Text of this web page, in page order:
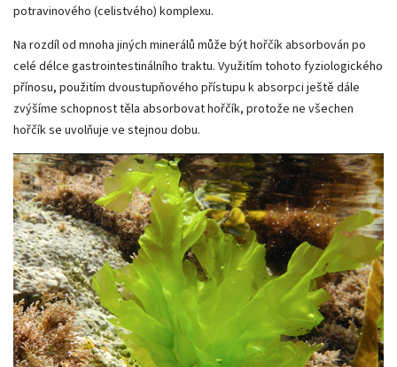
potravinového (celistvého) komplexu.
Na rozdíl od mnoha jiných minerálů může být hořčík absorbován po
celé délce gastrointestinálního traktu. Využitím tohoto fyziologického
přínosu, použitím dvoustupňového přístupu k absorpci ještě dále
zvýšíme schopnost těla absorbovat hořčík, protože ne všechen
hořčík se uvolňuje ve stejnou dobu.